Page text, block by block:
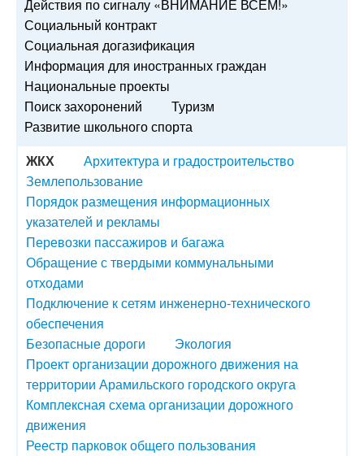
Действия по сигналу «ВНИМАНИЕ ВСЕМ!»
Социальный контракт
Социальная догазификация
Информация для иностранных граждан
Национальные проекты
Поиск захоронений
Туризм
Развитие школьного спорта
ЖКХ
Архитектура и градостроительство
Землепользование
Порядок размещения информационных
указателей и рекламы
Перевозки пассажиров и багажа
Обращение с твердыми коммунальными
отходами
Подключение к сетям инженерно-технического
обеспечения
Безопасные дороги
Экология
Проект организации дорожного движения на
территории Арамильского городского округа
Комплексная схема организации дорожного
движения
Реестр парковок общего пользования